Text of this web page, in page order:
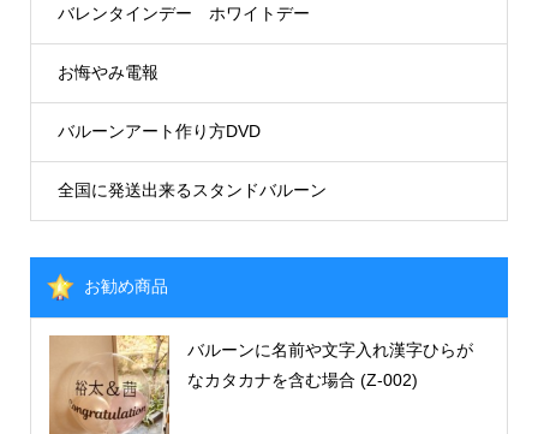
バレンタインデー ホワイトデー
お悔やみ電報
バルーンアート作り方DVD
全国に発送出来るスタンドバルーン
お勧め商品
バルーンに名前や文字入れ漢字ひらが
なカタカナを含む場合 (Z-002)